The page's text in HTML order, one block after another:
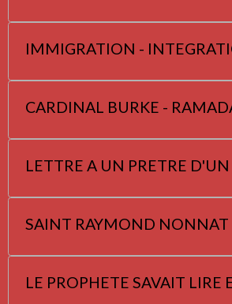
IMMIGRATION -
CARDINAL BURKE -
LETTRE A UN PRETRE D'UN
SAINT RAYMOND NONNAT
LE PROPHETE SAVAIT LIRE